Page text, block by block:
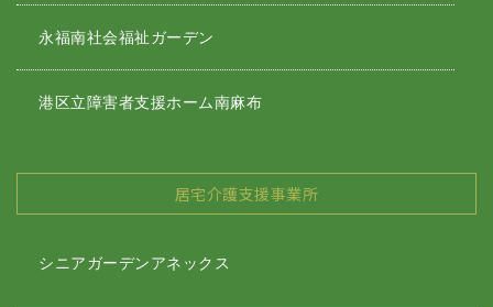
永福南社会福祉ガーデン
港区立障害者支援ホーム南麻布
居宅介護支援事業所
シニアガーデンアネックス